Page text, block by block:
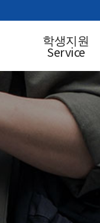
학생지원
Service